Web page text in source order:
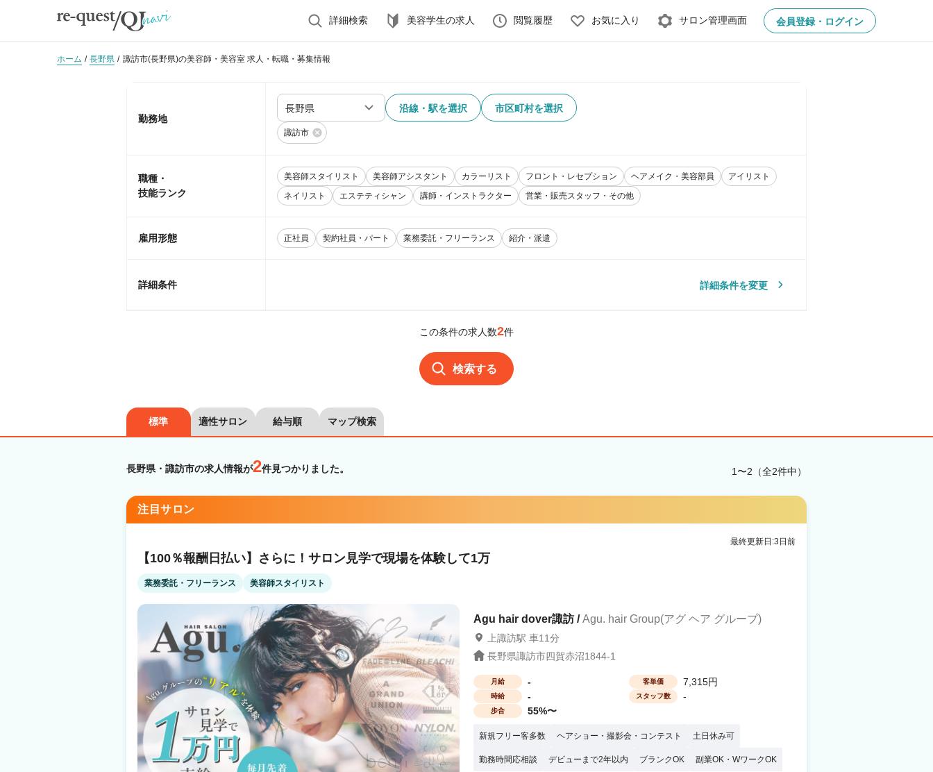
詳細検索 美容学生の求人 閲覧履歴 お気に入り サロン管理画面 会員登録・ログイン
ホーム 長野県 諏訪市(長野県)の美容師・美容室 求人・転職・募集情報
勤務地
沿線・駅を選択 市区町村を選択
諏訪市
職種・
技能ランク
美容師スタイリスト 美容師アシスタント カラーリスト フロント・レセプション ヘアメイク・美容部員
アイリスト
ネイリスト
エステティシャン 講師・インストラクター 営業・販売スタッフ・その他
雇用形態 正社員 契約社員・パート 業務委託・フリーランス 紹介・派遣
詳細条件 詳細条件を変更
この条件の求人数2件
検索する
標準 適性サロン 給与順 マップ検索
長野県・諏訪市の求人情報が2件見つかりました。 1〜2（全2件中）
注目サロン
最終更新日:3日前
【100％報酬日払い】さらに！サロン見学で現場を体験して1万
業務委託・フリーランス 美容師スタイリスト
Agu hair dover諏訪 /Agu. hair Group(アグ ヘア グループ)
上諏訪駅 車11分
長野県諏訪市四賀赤沼1844-1
月給 - 客単価 7,315円
時給 - スタッフ数 -
歩合 55%〜
新規フリー客多数 ヘアショー・撮影会・コンテスト 土日休み可
勤務時間応相談 デビューまで2年以内 ブランクOK 副業OK・WワークOK